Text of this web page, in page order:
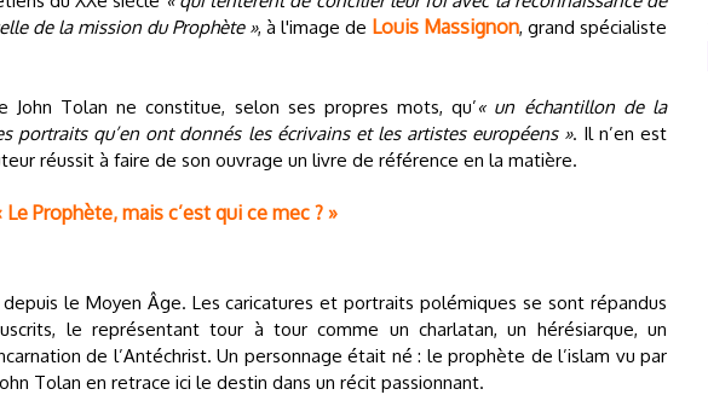
de la mission du Prophète », à l'image de Louis Massignon, grand spécialiste
John Tolan ne constitue, selon ses propres mots, qu’« un échantillon de la
portraits qu’en ont donnés les écrivains et les artistes européens ». Il n’en est
réussit à faire de son ouvrage un livre de référence en la matière.
Le Prophète, mais c’est qui ce mec ? »
depuis le Moyen Âge. Les caricatures et portraits polémiques se sont répandus
le représentant tour à tour comme un charlatan, un hérésiarque, un
de l’Antéchrist. Un personnage était né : le prophète de l’islam vu par
Tolan en retrace ici le destin dans un récit passionnant.